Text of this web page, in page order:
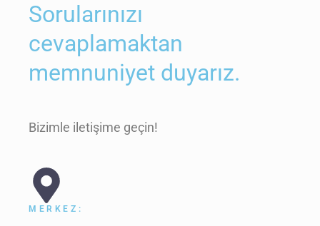
Sorularınızı
cevaplamaktan
memnuniyet duyarız.
Bizimle iletişime geçin!
MERKEZ: